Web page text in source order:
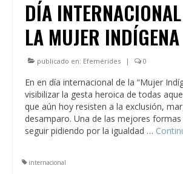
DÍA
LA MUJER INDÍGENA
publicado en: Efemérides | 0
En en día internacional de la “Mujer
visibilizar la gesta heroica de todas
que aún hoy resisten a la exclusión,
desamparo. Una de las mejores
seguir pidiendo por la igualdad …
internacional